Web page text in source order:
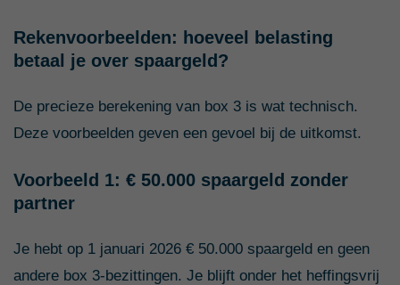
Rekenvoorbeelden: hoeveel belasting
betaal je over spaargeld?
De precieze berekening van box 3 is wat technisch.
Deze voorbeelden geven een gevoel bij de uitkomst.
Voorbeeld 1: € 50.000 spaargeld zonder
partner
Je hebt op 1 januari 2026 € 50.000 spaargeld en geen
andere box 3-bezittingen. Je blijft onder het heffingsvrij